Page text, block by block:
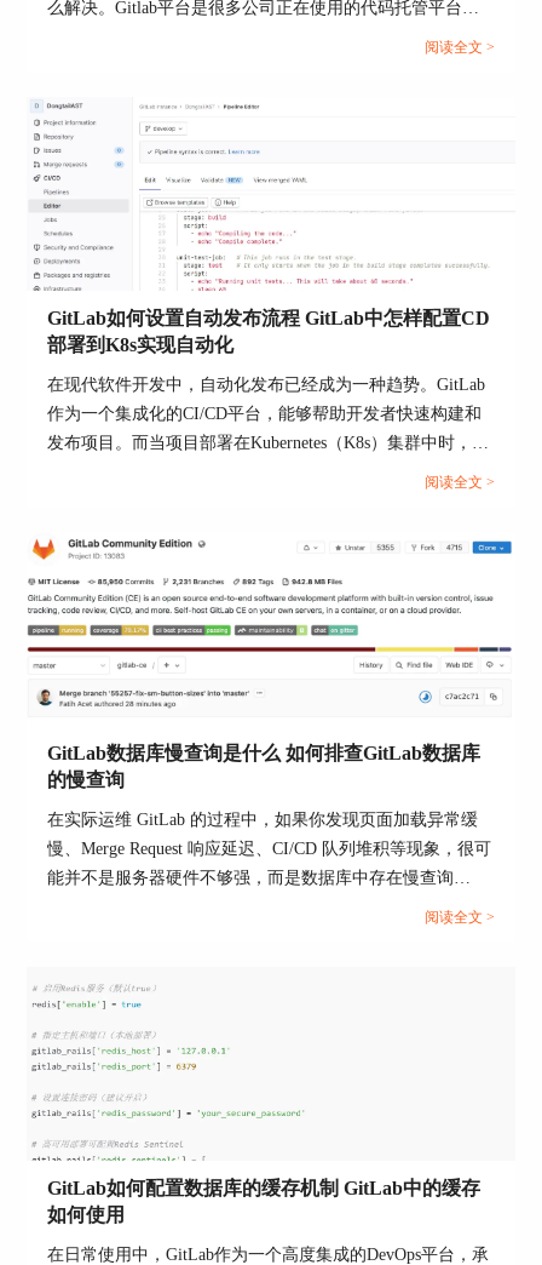
Gitlab默认数据库连接一般不启用SSL加密，如果内
在postgresql.conf配置文件里添加：
ssl = on ssl_cert_file = 'server.crt' ssl_key_file =
'server.key'
然后修改Gitlab连接数据库的配置，启用SSL连接模
式。
启用SSL后，即使有人截获了网络数据，也无法轻
易解密。
4、限制数据库访问权限（权限控制）
不是谁都能随便访问数据库的：
Gitlab数据库账号应该单独创建，限制权限，比如
只给SELECT、INSERT、UPDATE、DELETE权
尽量不要用数据库root账号直接给Gitlab连接用。
设置防火墙规则，比如iptables，限定哪些服务器可
以访问数据库。
权限越细致，安全性越高。
5、数据库及时备份和加密存储
定期备份数据库，这个是关键的安全保障：
Gitlab自带备份命令，每天定时执行备份任务：
gitlab-backup create
备份的数据文件建议额外用AES或其他加密算法加
这样，即便数据库被攻击，也有数据恢复的手段。
6、定期更新和修复漏洞（安全补丁）
Gitlab官方会定期发布安全补丁，一定要：
定期查看Gitlab官网发布的安全公告。
及时更新数据库和Gitlab版本，快速修复漏洞。
比如执行：
gitlab-ctl upgrade
么解决。Gitlab平台是很多公司正在使用的代码托管平台，
该平台支持Merge Request（合并请求），并且为代码审查与
文将为大家介绍Gitlab的Merge Request合并冲突怎么解决，
Gitlab如何简化合并流程的相关内容。...
阅读全文 >
GitLab如何设置自动发布流程 GitLab中怎样配置CD
部署到K8s实现自动化
在现代软件开发中，自动化发布已经成为一种趋势。GitLab
作为一个集成化的CI/CD平台，能够帮助开发者快速构建和
发布项目。而当项目部署在Kubernetes（K8s）集群中时，如
何让GitLab实现自动化发布就显得尤为重要。那么，GitLab
阅读全文 >
GitLab数据库慢查询是什么 如何排查GitLab数据库
的慢查询
在实际运维 GitLab 的过程中，如果你发现页面加载异常缓
慢、Merge Request 响应延迟、CI/CD 队列堆积等现象，很可
能并不是服务器硬件不够强，而是数据库中存在慢查询
(Slow Query)问题。GitLab 的底层数据库使用 PostgreSQL，
绕“GitLab数据库慢查询是什么 如何排查GitLab数据库的慢
并结合实际操作方法，指导你如何发现并优化 GitLab 中的
阅读全文 >
GitLab如何配置数据库的缓存机制 GitLab中的缓存
如何使用
在日常使用中，GitLab作为一个高度集成的DevOps平台，承